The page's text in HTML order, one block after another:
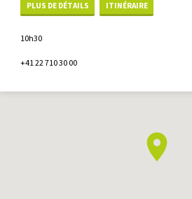
PLUS DE DÉTAILS ITINÉRAIRE
10h30
+41 22 710 30 00